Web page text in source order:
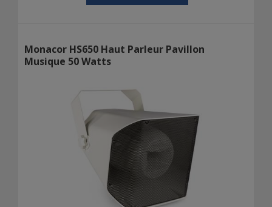
Monacor HS650 Haut Parleur Pavillon
Musique 50 Watts